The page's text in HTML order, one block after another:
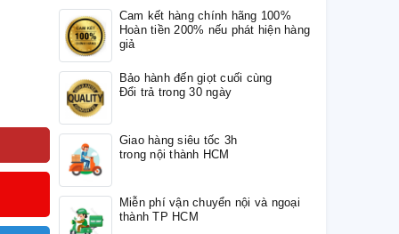
Cam kết hàng chính hãng 100%
Hoàn tiền 200% nếu phát hiện hàng
giả
Bảo hành đến giọt cuối cùng
Đổi trả trong 30 ngày
Giao hàng siêu tốc 3h
trong nội thành HCM
Miễn phí vận chuyển nội và ngoại
thành TP HCM